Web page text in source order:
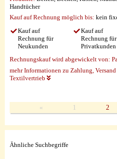
Handtücher
Kauf auf Rechnung möglich bis: kein
Kauf auf
Rechnung für
Neukunden
Kauf auf
Rechnung für
Privatkunden
Rechnungskauf wird abgewickelt von:
mehr Informationen zu Zahlung,
Textilvertrieb
« 1 2
Ähnliche Suchbegriffe